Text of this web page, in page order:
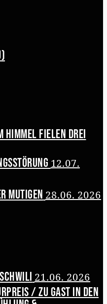
Himmel fielen drei
12.07.
Mutigen 28.06. 2026
21.06. 2026
/ Zu Gast in den